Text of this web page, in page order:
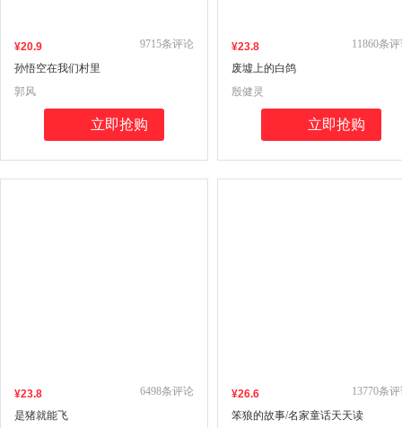
¥20.9
孙悟空在我们村里
9715条评论
郭风
立即抢购
¥23.8
废墟上的白鸽
11860条
殷健灵
立即抢购
¥23.8
是猪就能飞
6498条评论 ¥26.6
笨狼的故事/名家童话天天读
13770条